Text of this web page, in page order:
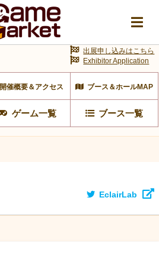
開催概要＆アクセス ブース＆ホールMAP
ゲーム一覧 ブース一覧
出展申し込みはこちら
Exhibitor Application
EclairLab